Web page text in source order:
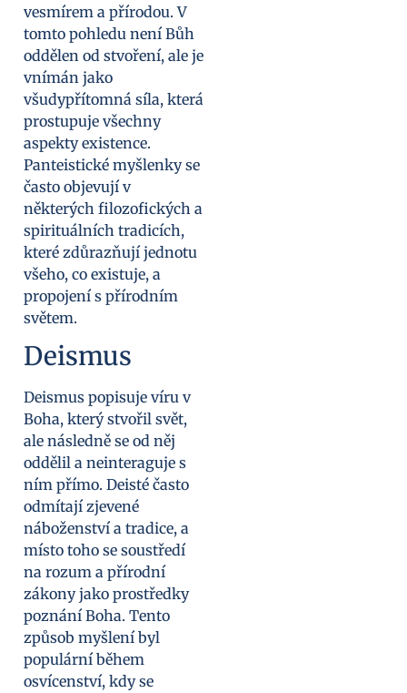
vesmírem a přírodou. V
tomto pohledu není Bůh
oddělen od stvoření, ale je
vnímán jako
všudypřítomná síla, která
prostupuje všechny
aspekty existence.
Panteistické myšlenky se
často objevují v
některých filozofických a
spirituálních tradicích,
které zdůrazňují jednotu
všeho, co existuje, a
propojení s přírodním
světem.
Deismus
Deismus popisuje víru v
Boha, který stvořil svět,
ale následně se od něj
oddělil a neinteraguje s
ním přímo. Deisté často
odmítají zjevené
náboženství a tradice, a
místo toho se soustředí
na rozum a přírodní
zákony jako prostředky
poznání Boha. Tento
způsob myšlení byl
populární během
osvícenství, kdy se